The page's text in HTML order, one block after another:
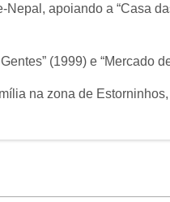
apoiando a “Casa
(1999) e “Mercado
na zona de